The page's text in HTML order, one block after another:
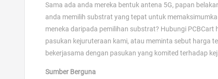
Sama ada anda mereka bentuk antena 5G, papan
anda memilih substrat yang tepat untuk
meneka daripada pemilihan substrat? Hubungi
pasukan kejuruteraan kami, atau meminta sebut harga
bekerjasama dengan pasukan yang komited terhadap
Sumber Berguna